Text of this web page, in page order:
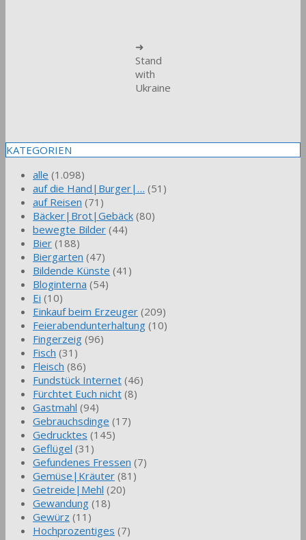
➜
Stand
with
Ukraine
KATEGORIEN
alle (1.098)
auf die Hand|Burger|… (51)
auf Reisen (71)
Bäcker|Brot|Gebäck (80)
bewegte Bilder (44)
Bier (188)
Biergarten (47)
Bildende Künste (41)
Bloginterna (54)
Ei (10)
Einkauf beim Erzeuger (209)
Feierabendunterhaltung (10)
Fingerzeig (96)
Fisch (31)
Fleisch (86)
Fundstück Internet (46)
Fürchtet Euch nicht (8)
Gastmahl (94)
Gebrauchsdinge (17)
Gedrucktes (145)
Geflügel (31)
Gefundenes Fressen (7)
Gemüse|Kräuter (81)
Getreide|Mehl (20)
Gewandung (18)
Gewürz (11)
Hochprozentiges (7)